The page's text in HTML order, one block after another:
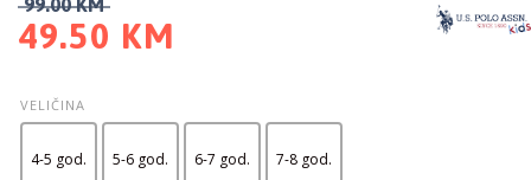
99.00KM
49.50 KM
VELIČINA
4-5 god. 5-6 god. 6-7 god. 7-8 god.